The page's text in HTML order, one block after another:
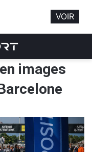
images
VOIR